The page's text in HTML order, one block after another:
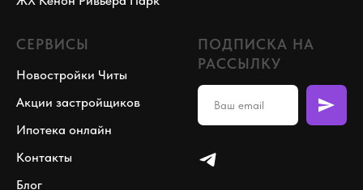
СЕРВИСЫ
Новостройки Читы
Акции застройщиков
Ипотека онлайн
Контакты
Блог
ПОДПИСКА НА
РАССЫЛКУ